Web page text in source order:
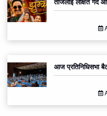
आज प्रतिनिधिसभा